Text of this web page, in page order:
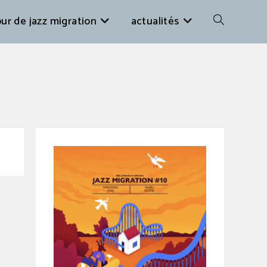
de jazz migration actualités